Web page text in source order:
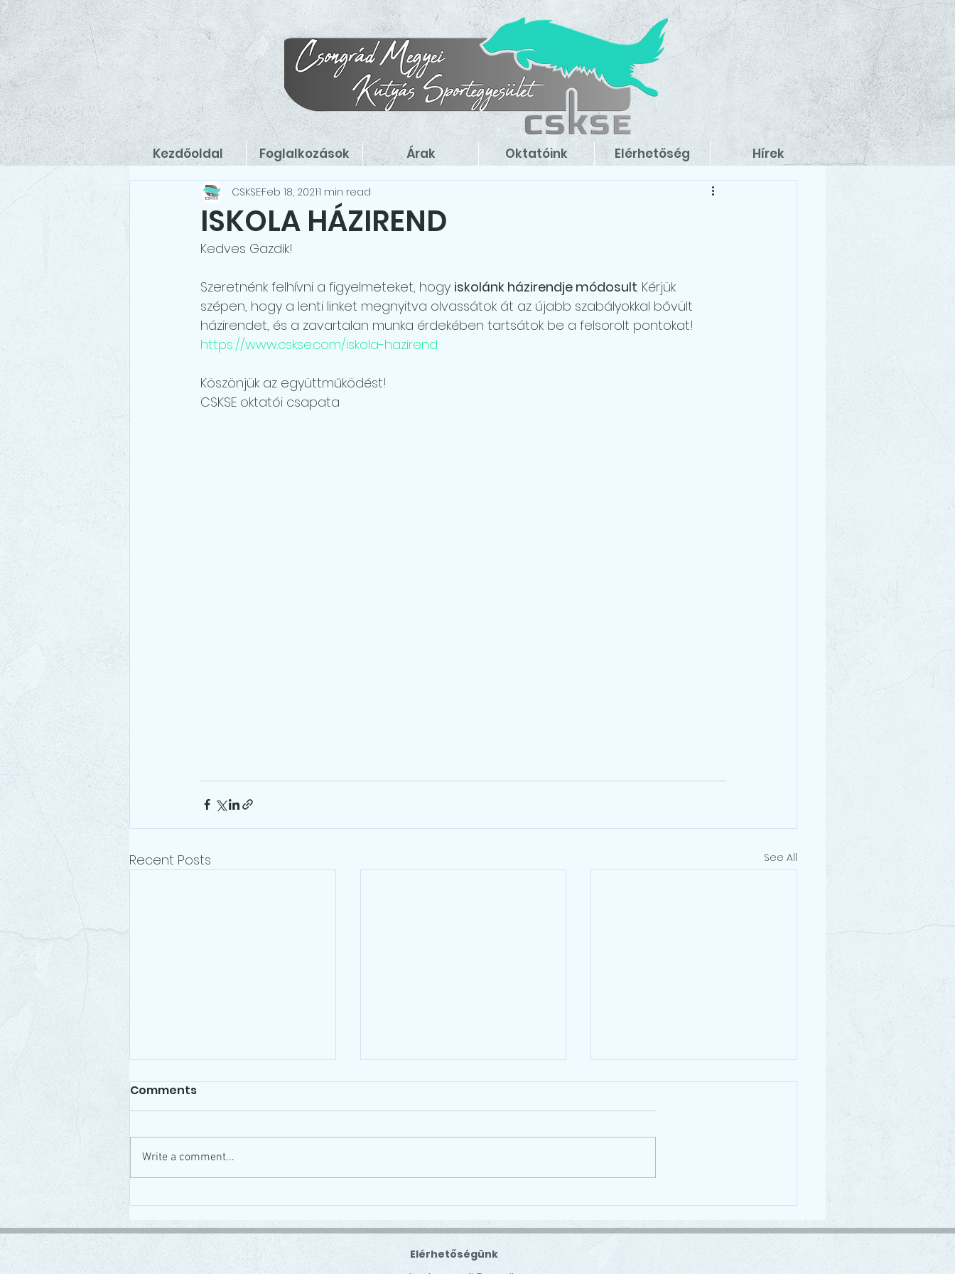
Kezdőoldal Foglalkozások Árak Oktatóink Elérhetőség Hírek
ISKOLA HÁZIREND
CSKSEFeb 18, 20211 min read
Kedves Gazdik!
Szeretnénk felhívni a figyelmeteket, hogy iskolánk házirendje módosult. Kérjük
szépen, hogy a lenti linket megnyitva olvassátok át az újabb szabályokkal bővült
házirendet, és a zavartalan munka érdekében tartsátok be a felsorolt pontokat!
https://www.cskse.com/iskola-hazirend
Köszönjük az együttműködést!
CSKSE oktatói csapata
Recent Posts See All
Comments
Write a comment...
Elérhetőségünk